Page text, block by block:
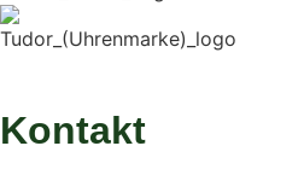
Kontakt